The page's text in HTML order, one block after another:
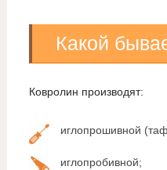
Какой
Ковролин производят:
иглопрошивной
иглопробивной;